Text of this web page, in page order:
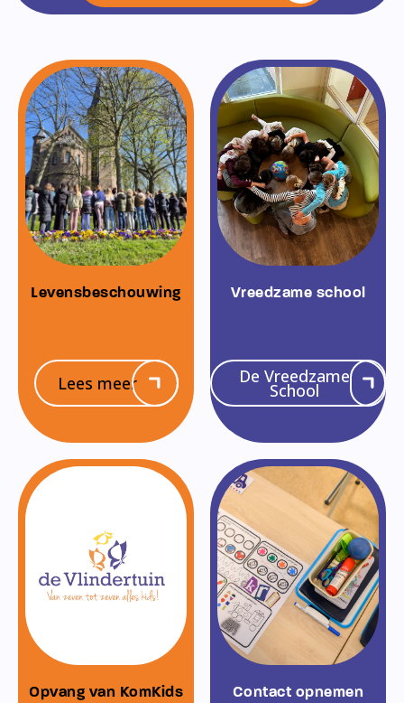
Levensbeschouwing
Lees meer
Vreedzame school
De Vreedzame
School
Opvang van KomKids Contact opnemen